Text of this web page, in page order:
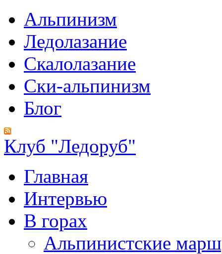
Альпинизм
Ледолазание
Скалолазание
Ски-альпинизм
Блог
Клуб "Ледоруб"
Главная
Интервью
В горах
Альпинистские